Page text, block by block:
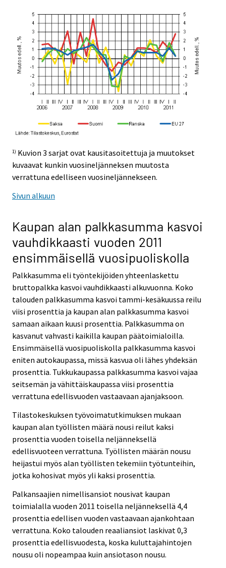
1) Kuvion 3 sarjat ovat kausitasoitettuja ja muutokset
kuvaavat kunkin vuosineljänneksen muutosta
verrattuna edelliseen vuosineljännekseen.
Sivun alkuun
Kaupan alan palkkasumma kasvoi
vauhdikkaasti vuoden 2011
ensimmäisellä vuosipuoliskolla
Palkkasumma eli työntekijöiden yhteenlaskettu
bruttopalkka kasvoi vauhdikkaasti alkuvuonna. Koko
talouden palkkasumma kasvoi tammi-kesäkuussa reilu
viisi prosenttia ja kaupan alan palkkasumma kasvoi
samaan aikaan kuusi prosenttia. Palkkasumma on
kasvanut vahvasti kaikilla kaupan päätoimialoilla.
Ensimmäisellä vuosipuoliskolla palkkasumma kasvoi
eniten autokaupassa, missä kasvua oli lähes yhdeksän
prosenttia. Tukkukaupassa palkkasumma kasvoi vajaa
seitsemän ja vähittäiskaupassa viisi prosenttia
verrattuna edellisvuoden vastaavaan ajanjaksoon.
Tilastokeskuksen työvoimatutkimuksen mukaan
kaupan alan työllisten määrä nousi reilut kaksi
prosenttia vuoden toisella neljänneksellä
edellisvuoteen verrattuna. Työllisten määrän nousu
heijastui myös alan työllisten tekemiin työtunteihin,
jotka kohosivat myös yli kaksi prosenttia.
Palkansaajien nimellisansiot nousivat kaupan
toimialalla vuoden 2011 toisella neljänneksellä 4,4
prosenttia edellisen vuoden vastaavaan ajankohtaan
verrattuna. Koko talouden reaaliansiot laskivat 0,3
prosenttia edellisvuodesta, koska kuluttajahintojen
nousu oli nopeampaa kuin ansiotason nousu.